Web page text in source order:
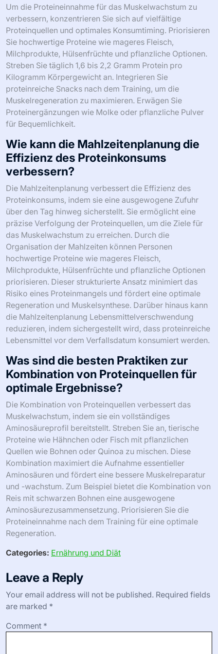
Um die Proteineinnahme für das Muskelwachstum zu
verbessern, konzentrieren Sie sich auf vielfältige
Proteinquellen und optimales Konsumtiming. Priorisieren
Sie hochwertige Proteine wie mageres Fleisch,
Milchprodukte, Hülsenfrüchte und pflanzliche Optionen.
Streben Sie täglich 1,6 bis 2,2 Gramm Protein pro
Kilogramm Körpergewicht an. Integrieren Sie
proteinreiche Snacks nach dem Training, um die
Muskelregeneration zu maximieren. Erwägen Sie
Proteinergänzungen wie Molke oder pflanzliche Pulver
für Bequemlichkeit.
Wie kann die Mahlzeitenplanung die
Effizienz des Proteinkonsums
verbessern?
Die Mahlzeitenplanung verbessert die Effizienz des
Proteinkonsums, indem sie eine ausgewogene Zufuhr
über den Tag hinweg sicherstellt. Sie ermöglicht eine
präzise Verfolgung der Proteinquellen, um die Ziele für
das Muskelwachstum zu erreichen. Durch die
Organisation der Mahlzeiten können Personen
hochwertige Proteine wie mageres Fleisch,
Milchprodukte, Hülsenfrüchte und pflanzliche Optionen
priorisieren. Dieser strukturierte Ansatz minimiert das
Risiko eines Proteinmangels und fördert eine optimale
Regeneration und Muskelsynthese. Darüber hinaus kann
die Mahlzeitenplanung Lebensmittelverschwendung
reduzieren, indem sichergestellt wird, dass proteinreiche
Lebensmittel vor dem Verfallsdatum konsumiert werden.
Was sind die besten Praktiken zur
Kombination von Proteinquellen für
optimale Ergebnisse?
Die Kombination von Proteinquellen verbessert das
Muskelwachstum, indem sie ein vollständiges
Aminosäureprofil bereitstellt. Streben Sie an, tierische
Proteine wie Hähnchen oder Fisch mit pflanzlichen
Quellen wie Bohnen oder Quinoa zu mischen. Diese
Kombination maximiert die Aufnahme essentieller
Aminosäuren und fördert eine bessere Muskelreparatur
und -wachstum. Zum Beispiel bietet die Kombination von
Reis mit schwarzen Bohnen eine ausgewogene
Aminosäurezusammensetzung. Priorisieren Sie die
Proteineinnahme nach dem Training für eine optimale
Regeneration.
Categories: Ernährung und Diät
Leave a Reply
Your email address will not be published. Required fields
are marked *
Comment *